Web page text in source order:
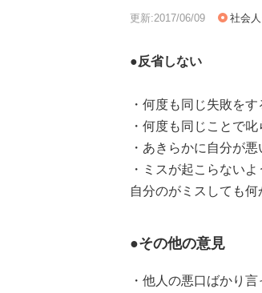
更新:2017/06/09 社会
●反省しない
・何度も同じ失敗を
・何度も同じことで
・あきらかに自分が
・ミスが起こらない
自分のがミスしても
●その他の意見
・他人の悪口ばかり